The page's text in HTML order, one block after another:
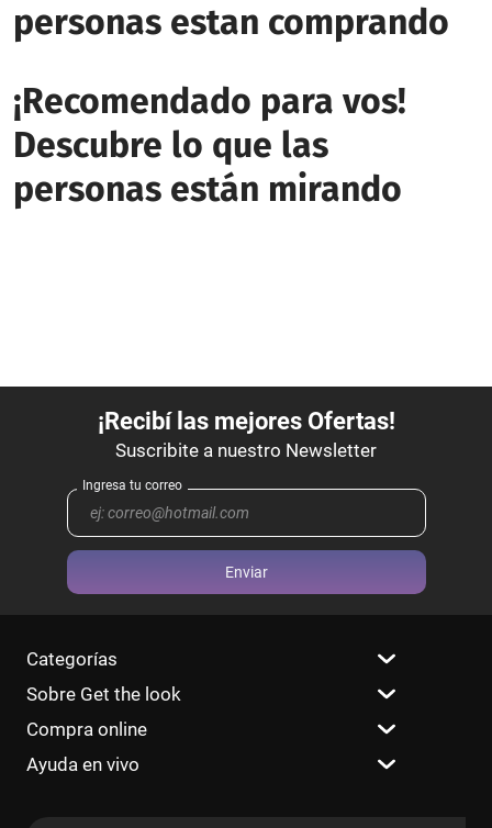
personas estan comprando
¡Recomendado para vos!
Descubre lo que las
personas están mirando
Enviar
Categorías
Sobre Get the look
Compra online
Ayuda en vivo